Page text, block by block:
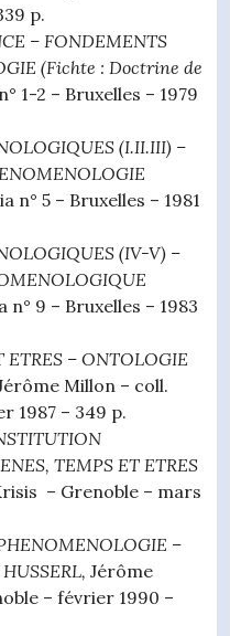
p.
– FONDEMENTS
(Fichte : Doctrine de
1-2 – Bruxelles – 1979
(I.II.III) –
n° 5 – Bruxelles – 1981
(IV-V) –
n° 9 – Bruxelles – 1983
ETRES – ONTOLOGIE
Millon – coll.
1987 – 349 p.
TEMPS ET ETRES
– Grenoble – mars
–
HUSSERL, Jérôme
– février 1990 –